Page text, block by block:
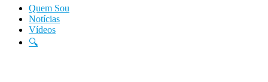
Quem Sou
Notícias
Vídeos
🔍